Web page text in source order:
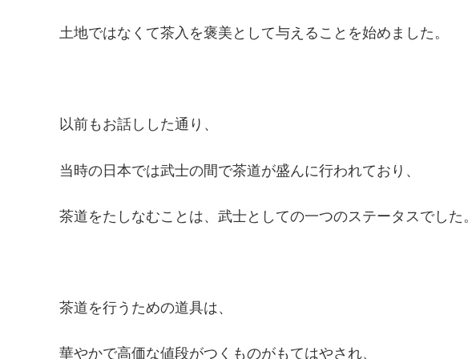
土地ではなくて茶入を褒美として与えることを始めました。
以前もお話しした通り、
当時の日本では武士の間で茶道が盛んに行われており、
茶道をたしなむことは、武士としての一つのステータスでした。
茶道を行うための道具は、
華やかで高価な値段がつくものがもてはやされ、